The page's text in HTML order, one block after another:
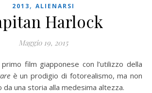
2013, ALIENARSI
Harlock
Maggio 19, 2015
film giapponese con l’utilizzo della
è un prodigio di fotorealismo, ma non
una storia alla medesima altezza.